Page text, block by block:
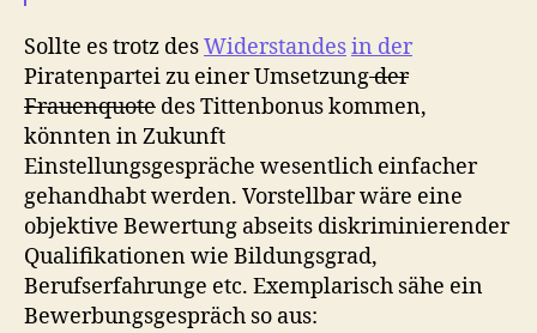
Sollte es trotz desWiderstandesin der
Piratenpartei zu einer Umsetzungder
Frauenquote des Tittenbonus kommen,
könnten in Zukunft
Einstellungsgespräche wesentlich einfacher
gehandhabt werden. Vorstellbar wäre eine
objektive Bewertung abseits diskriminierender
Qualifikationen wie Bildungsgrad,
Berufserfahrunge etc. Exemplarisch sähe ein
Bewerbungsgespräch so aus: